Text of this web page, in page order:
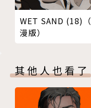
WET SAND (18)
漫版）
其他人也看了